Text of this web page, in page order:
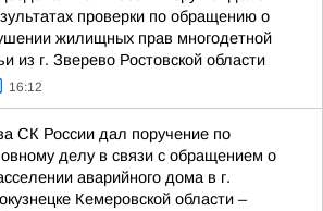
проверки по обращению о
жилищных прав многодетной
из г. Зверево Ростовской области
16:12
СК России дал поручение по
делу в связи с обращением о
аварийного дома в г.
Кемеровской области –